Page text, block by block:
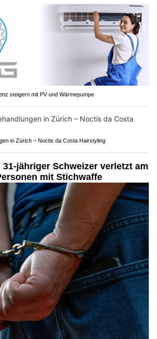
steigern mit PV und Wärmepumpe
in Zürich – Noctis da Costa Hairstyling
jähriger Schweizer verletzt am
mit Stichwaffe